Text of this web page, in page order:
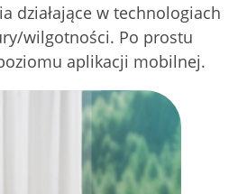
działające w technologiach
wilgotności. Po prostu
aplikacji mobilnej.